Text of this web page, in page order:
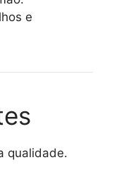
e
qualidade.